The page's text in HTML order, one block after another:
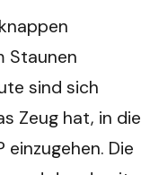
Staunen
sind sich
Zeug hat, in die
Die